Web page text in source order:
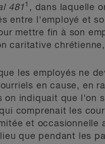
4811 , dans laquelle
entre l'employé et
mettre fin à son
caritative
les employés ne
en cause, en
on indiquait que l'on
comprenait les
et
que pendant les